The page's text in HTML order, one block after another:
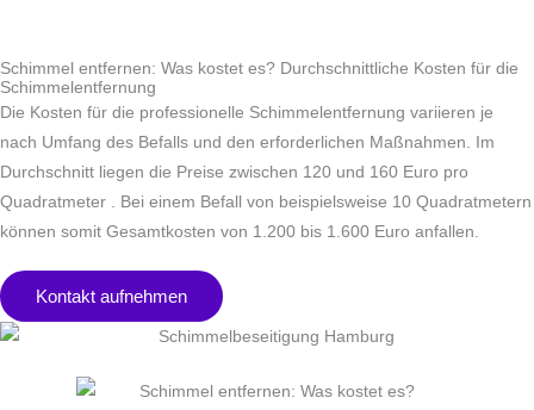
Schimmel entfernen: Was kostet es? Durchschnittliche Kosten für die
Schimmelentfernung
Die Kosten für die professionelle Schimmelentfernung variieren je
nach Umfang des Befalls und den erforderlichen Maßnahmen. Im
Durchschnitt liegen die Preise zwischen 120 und 160 Euro pro
Quadratmeter . Bei einem Befall von beispielsweise 10 Quadratmetern
können somit Gesamtkosten von 1.200 bis 1.600 Euro anfallen.
Kontakt aufnehmen